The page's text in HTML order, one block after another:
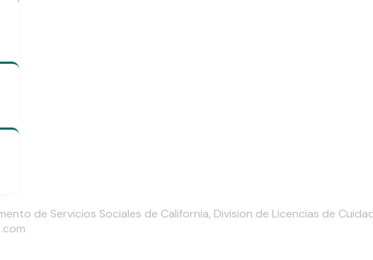
de Servicios Sociales de California, Division de Licencias de